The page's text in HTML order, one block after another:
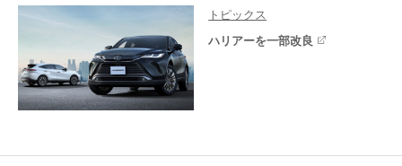
トピックス
ハリアーを一部改良